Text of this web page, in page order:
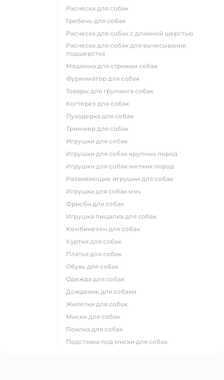
расческа для собак
гребень для собак
расческа для собак с длинной шерстью
расческа для собак для вычесывания
подшерстка
машинка для стрижки собак
фурминатор для собак
товары для груминга собак
когтерез для собак
пуходерка для собак
триммер для собак
игрушки для собак
игрушки для собак крупных пород
игрушки для собак мелких пород
развивающие игрушки для собак
игрушка для собак мяч
фрисби для собак
игрушка пищалка для собак
комбинезон для собак
куртки для собак
платья для собак
обувь для собак
одежда для собак
дождевик для собаки
жилетки для собак
миски для собак
поилка для собак
подставка под миски для собак